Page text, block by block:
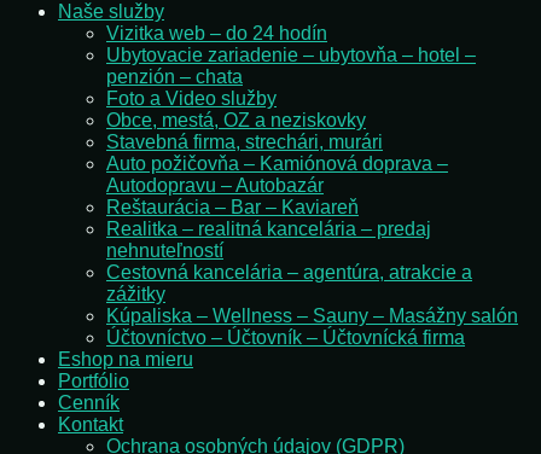
Naše služby
Vizitka web – do 24 hodín
Ubytovacie zariadenie – ubytovňa – hotel –
penzión – chata
Foto a Video služby
Obce, mestá, OZ a neziskovky
Stavebná firma, strechári, murári
Auto požičovňa – Kamiónová doprava –
Autodopravu – Autobazár
Reštaurácia – Bar – Kaviareň
Realitka – realitná kancelária – predaj
nehnuteľností
Cestovná kancelária – agentúra, atrakcie a
zážitky
Kúpaliska – Wellness – Sauny – Masážny salón
Účtovníctvo – Účtovník – Účtovnícká firma
Eshop na mieru
Portfólio
Cenník
Kontakt
Ochrana osobných údajov (GDPR)